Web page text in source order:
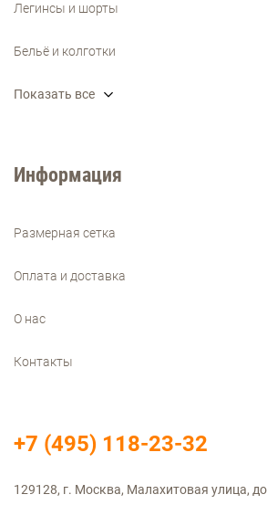
Легинсы и шорты
Бельё и колготки
Показать все
Информация
Размерная сетка
Оплата и доставка
О нас
Контакты
129128, г. Москва, Малахитовая улица,
+7 (495) 118-23-32